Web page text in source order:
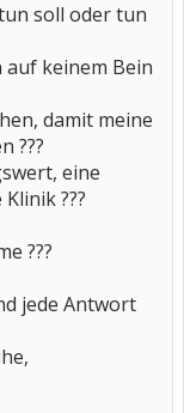
soll oder tun
auf keinem Bein
damit meine
???
eine
???
???
jede Antwort